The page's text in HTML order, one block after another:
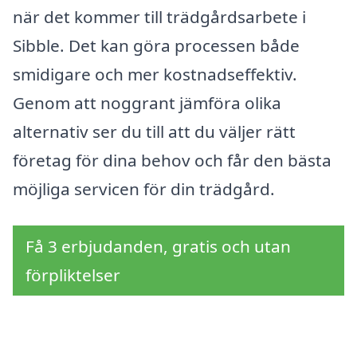
när det kommer till trädgårdsarbete i
Sibble. Det kan göra processen både
smidigare och mer kostnadseffektiv.
Genom att noggrant jämföra olika
alternativ ser du till att du väljer rätt
företag för dina behov och får den bästa
möjliga servicen för din trädgård.
Få 3 erbjudanden, gratis och utan
förpliktelser